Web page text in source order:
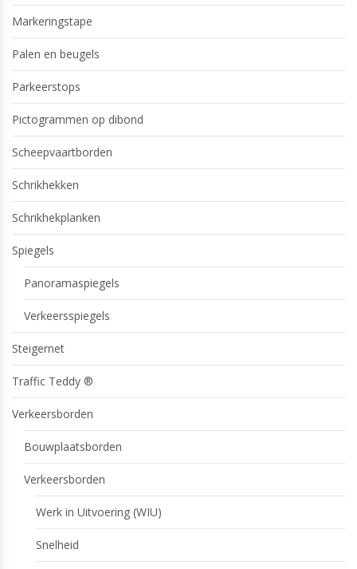
Markeringstape
Palen en beugels
Parkeerstops
Pictogrammen op dibond
Scheepvaartborden
Schrikhekken
Schrikhekplanken
Spiegels
Panoramaspiegels
Verkeersspiegels
Steigernet
Traffic Teddy ®
Verkeersborden
Bouwplaatsborden
Verkeersborden
Werk in Uitvoering (WIU)
Snelheid